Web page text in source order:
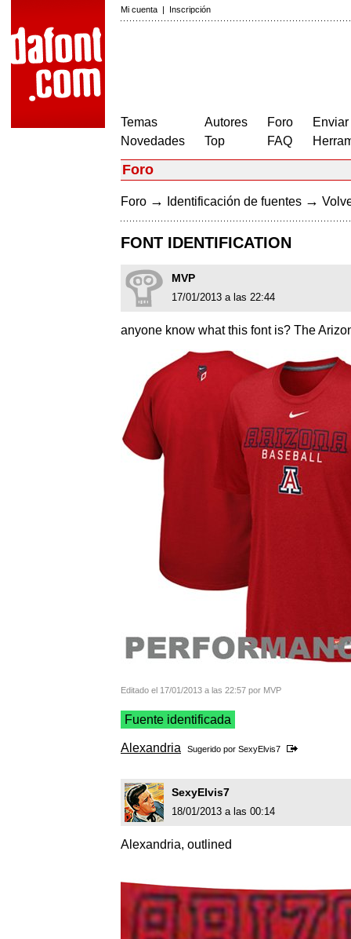
Mi cuenta | Inscripción
Temas
Novedades
Autores
Top
Foro
FAQ
Foro
Foro → Identificación de fuentes →
FONT IDENTIFICATION
MVP
17/01/2013 a las 22:44
anyone know what this font is? The
Editado el 17/01/2013 a las 22:57 por MVP
Fuente identificada
Alexandria Sugerido por SexyElvis7
SexyElvis7
18/01/2013 a las 00:14
Alexandria, outlined